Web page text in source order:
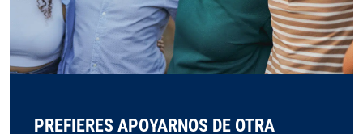
PREFIERES APOYARNOS DE OTRA